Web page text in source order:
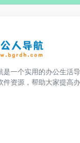
是一个实用的办公生活
件资源，帮助大家提高